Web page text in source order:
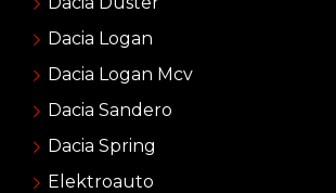
Dacia Logan
Dacia Logan Mcv
Dacia Sandero
Dacia Spring
Elektroauto